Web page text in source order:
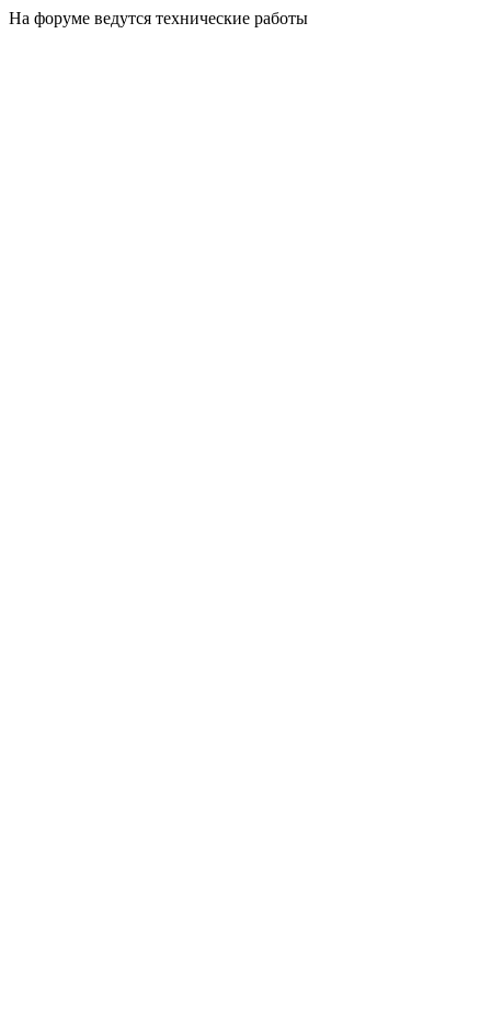
На форуме ведутся технические работы